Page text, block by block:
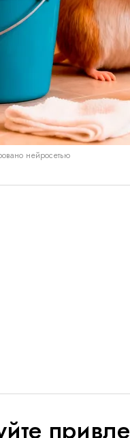
нейросетью